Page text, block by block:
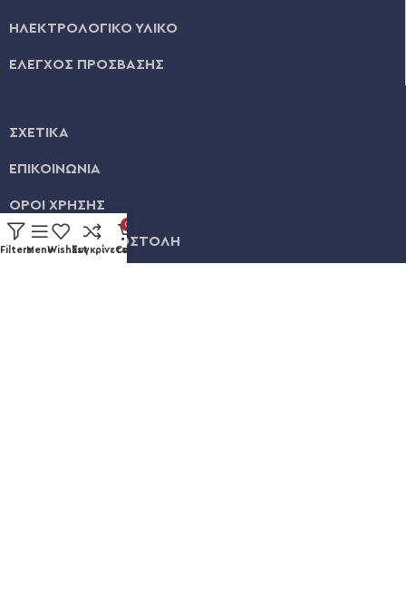
ΗΛΕΚΤΡΟΛΟΓΙΚΟ ΥΛΙΚΟ
ΕΛΕΓΧΟΣ ΠΡΟΣΒΑΣΗΣ
ΣΧΕΤΙΚΑ
ΕΠΙΚΟΙΝΩΝΙΑ
ΟΡΟΙ ΧΡΗΣΗΣ
ΠΛΗΡΩΜΗ & ΑΠΟΣΤΟΛΗ
FiltersMenuWishlistΣυγκρίνετε
0
Cart